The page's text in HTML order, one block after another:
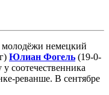
немецкий
Юлиан Фогель (19-0-
соотечественника
реванше. В сентябре